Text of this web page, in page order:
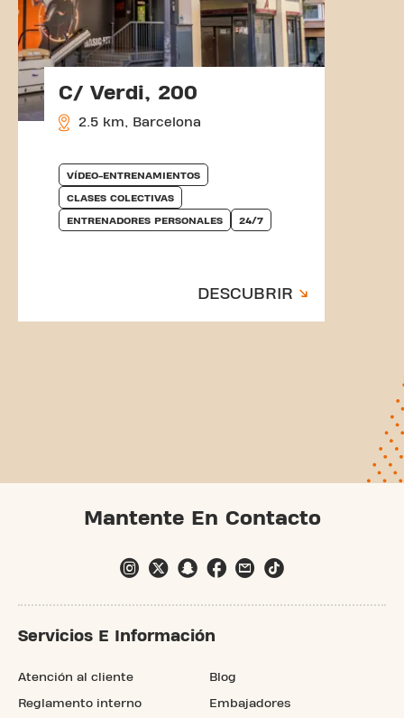
C/ Verdi, 200
2.5 km, Barcelona
VÍDEO-ENTRENAMIENTOS
CLASES COLECTIVAS
ENTRENADORES PERSONALES 24/7
DESCUBRIR
Mantente En Contacto
Servicios E Información
Atención al cliente
Reglamento interno
Blog
Embajadores